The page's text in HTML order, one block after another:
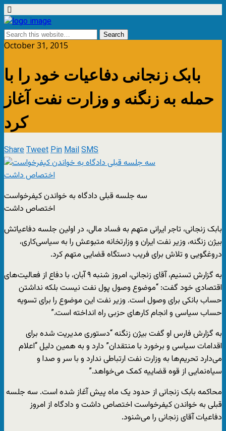
October 31, 2015
بابک زنجانی دفاعیات خود را با
حمله به زنگنه و وزارت نفت آغاز
کرد
ShareTweetPinMailSMS
سه جلسه قبلی دادگاه به خواندن کیفرخواست
اختصاص داشت
بابک زنجانی، تاجر ایرانی متهم به فساد مالی، در اولین جلسه دفاعیاتش
بیژن زنگنه، وزیر نفت ایران و وزارتخانه متبوعش را به سیاسی‌کاری،
دروغگویی و تلاش برای فریب دستگاه قضایی متهم کرد.
به گزارش تسنیم، آقای زنجانی، امروز شنبه ۹ آبان، با دفاع از فعالیت‌های
اقتصادی خود گفت: “موضوع وصول پول نفت نیست بلکه نداشتن
حساب بانکی برای وصول است. وزیر نفت این موضوع را برای تسویه
حساب سیاسی و انجام کارهای حزبی راه انداخته است.”
به گزارش فارس او گفت بیژن زنگنه “دستوری مدیریت شده برای
اقدامات سیاسی و برخورد با منتقدان” دارد و به همین دلیل “اعلام
می‌دارد تحریم‌ها به وزارت نفت ارتباطی ندارد و با سر و صدا و
سیاه‌نمایی از قوه قضاییه کمک می‌خواهد.”
محاکمه بابک زنجانی از حدود یک ماه پیش آغاز شده است. سه جلسه
قبلی به خواندن کیفرخواست اختصاص داشت و دادگاه از امروز
دفاعیات آقای زنجانی را می‌شنود.